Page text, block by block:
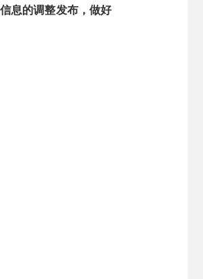
息的调整发布，做好